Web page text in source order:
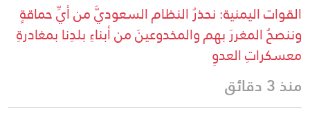
القوات اليمنية: نحذرُ النظام السعوديَّ من أيِّ حماقةٍ
وننصحُ المغررَ بهم والمخدوعينَ من أبناءِ بلدِنا بمغادرةِ
معسكراتِ العدوِ
منذ 3 دقائق